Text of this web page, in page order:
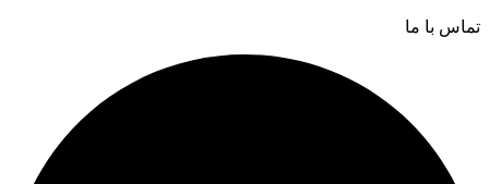
تماس با ما